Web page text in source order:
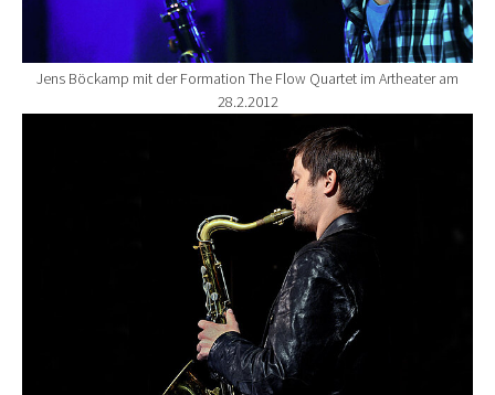
Jens Böckamp mit der Formation The Flow Quartet im Artheater am
28.2.2012